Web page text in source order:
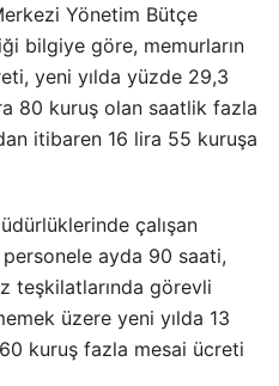
Yönetim Bütçe
bilgiye göre, memurların
yeni yılda yüzde 29,3
80 kuruş olan saatlik fazla
itibaren 16 lira 55 kuruşa
çalışan
ayda 90 saati,
teşkilatlarında görevli
üzere yeni yılda 13
kuruş fazla mesai ücreti